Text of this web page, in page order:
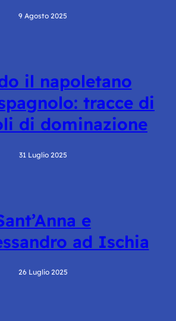
9 Agosto 2025
il napoletano
tracce di
di dominazione
31 Luglio 2025
e
ad Ischia
26 Luglio 2025